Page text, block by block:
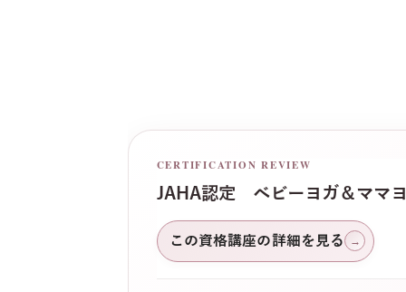
CERTIFICATION REVIEW
JAHA認定 ベビーヨガ＆ママ
この資格講座の詳細を見る →